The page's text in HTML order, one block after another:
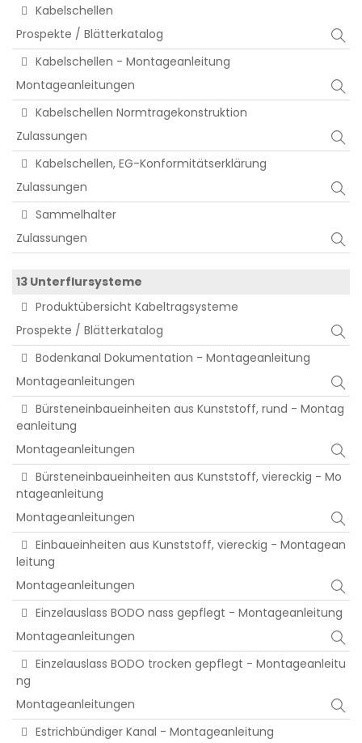
Kabelschellen
Prospekte / Blätterkatalog
Kabelschellen - Montageanleitung
Montageanleitungen
Kabelschellen Normtragekonstruktion
Zulassungen
Kabelschellen, EG-Konformitätserklärung
Zulassungen
Sammelhalter
Zulassungen
13 Unterflursysteme
Produktübersicht Kabeltragsysteme
Prospekte / Blätterkatalog
Bodenkanal Dokumentation - Montageanleitung
Montageanleitungen
Bürsteneinbaueinheiten aus Kunststoff, rund - Montag
eanleitung
Montageanleitungen
Bürsteneinbaueinheiten aus Kunststoff, viereckig - Mo
ntageanleitung
Montageanleitungen
Einbaueinheiten aus Kunststoff, viereckig - Montagean
leitung
Montageanleitungen
Einzelauslass BODO nass gepflegt - Montageanleitung
Montageanleitungen
Einzelauslass BODO trocken gepflegt - Montageanleitu
ng
Montageanleitungen
Estrichbündiger Kanal - Montageanleitung